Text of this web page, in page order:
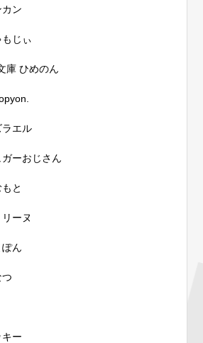
カン
もじぃ
庫 ひめのん
ラエル
ガーおじさん
と
ーヌ
ぽん
つ
キー